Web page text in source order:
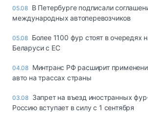
05.08 В Петербурге подписали
международных автоперевозчиков
05.08 Более 1100 фур стоят в очередях
Беларуси с ЕС
04.08 Минтранс РФ расширит
авто на трассах страны
03.08 Запрет на въезд иностранных
Россию вступает в силу с 1 сентября